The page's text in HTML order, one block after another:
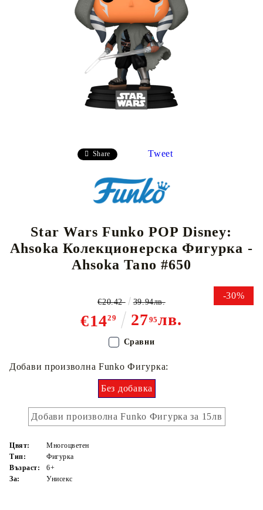
Share Tweet
Star Wars Funko POP Disney:
Ahsoka Колекционерска Фигурка -
Ahsoka Tano #650
-30%
€1429 2795лв.
€20.42 39.94лв.
Добави произволна Funko Фигурка:
Без добавка
Добави произволна Funko Фигурка за 15лв
Цвят:
Многоцветен
Тип:
Фигурка
Възраст:
6+
За:
Унисекс
Сравни